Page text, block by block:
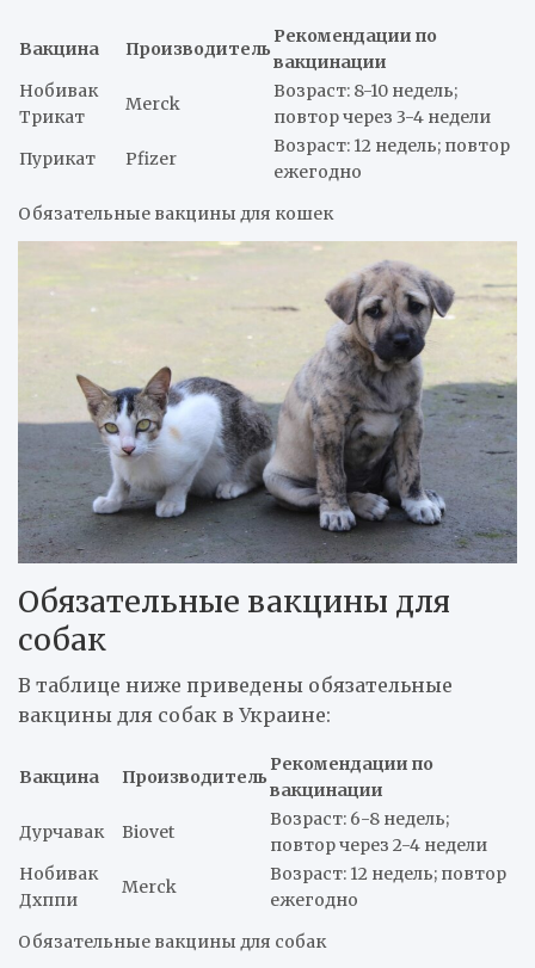
Обязательные вакцины для кошек
Вакцина Производитель
Рекомендации по
вакцинации
Нобивак
Трикат
Merck
Возраст: 8-10 недель;
повтор через 3-4 недели
Пурикат
Pfizer
Возраст: 12 недель; повтор
ежегодно
Обязательные вакцины для
собак
В таблице ниже приведены обязательные
вакцины для собак в Украине:
Обязательные вакцины для собак
Вакцина Производитель
Рекомендации по
вакцинации
Дурчавак
Biovet
Возраст: 6-8 недель;
повтор через 2-4 недели
Нобивак
Дхппи
Merck
Возраст: 12 недель; повтор
ежегодно